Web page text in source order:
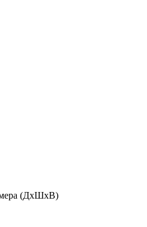
(ДхШхВ)